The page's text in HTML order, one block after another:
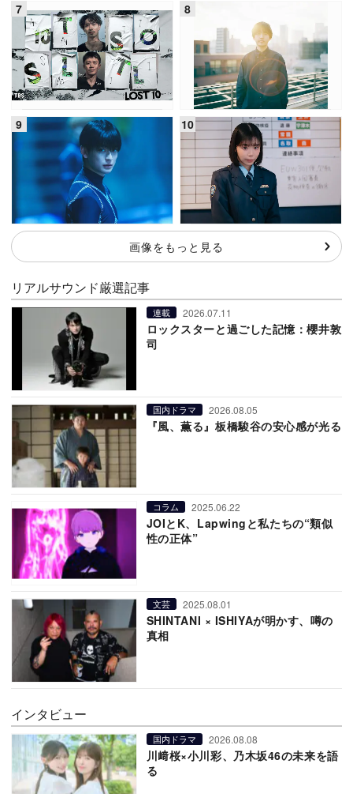
画像をもっと見る
リアルサウンド厳選記事
連載 2026.07.11
ロックスターと過ごした記憶：櫻井敦
司
国内ドラマ 2026.08.05
『風、薫る』板橋駿谷の安心感が光る
コラム 2025.06.22
JOIとK、Lapwingと私たちの“類似
性の正体”
文芸 2025.08.01
SHINTANI × ISHIYAが明かす、噂の
真相
インタビュー
国内ドラマ 2026.08.08
川﨑桜×小川彩、乃木坂46の未来を語
る